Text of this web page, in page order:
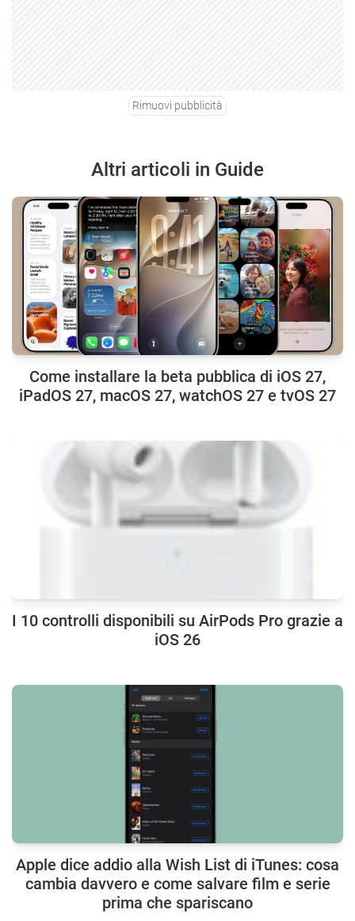
Rimuovi pubblicità
Altri articoli in Guide
Come installare la beta pubblica di iOS 27,
iPadOS 27, macOS 27, watchOS 27 e tvOS 27
I 10 controlli disponibili su AirPods Pro grazie a
iOS 26
Apple dice addio alla Wish List di iTunes: cosa
cambia davvero e come salvare film e serie
prima che spariscano